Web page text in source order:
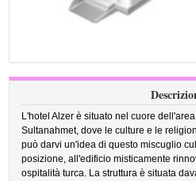
L'hotel Alzer è situato nel cuore
Sultanahmet, dove le culture e le
può darvi un'idea di questo miscuglio
posizione, all'edificio misticamente
ospitalità turca. La struttura è situata